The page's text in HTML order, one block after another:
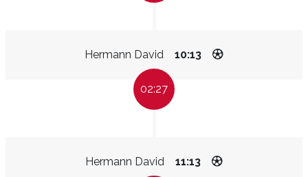
Hermann David 10:13
02:27
Hermann David 11:13